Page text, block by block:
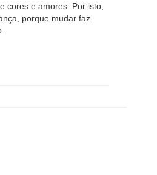
cores e amores. Por isto,
porque mudar faz